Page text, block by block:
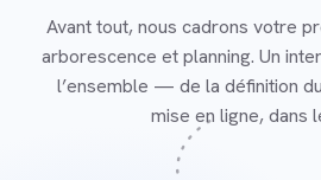
Avant tout, nous cadrons votre
arborescence et planning. Un
l’ensemble — de la définition
mise en ligne, dans